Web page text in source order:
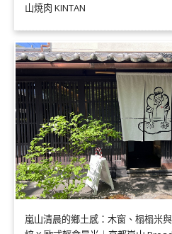
山焼肉 KINTAN
嵐山清晨的鄉土感：木窗、榻榻米